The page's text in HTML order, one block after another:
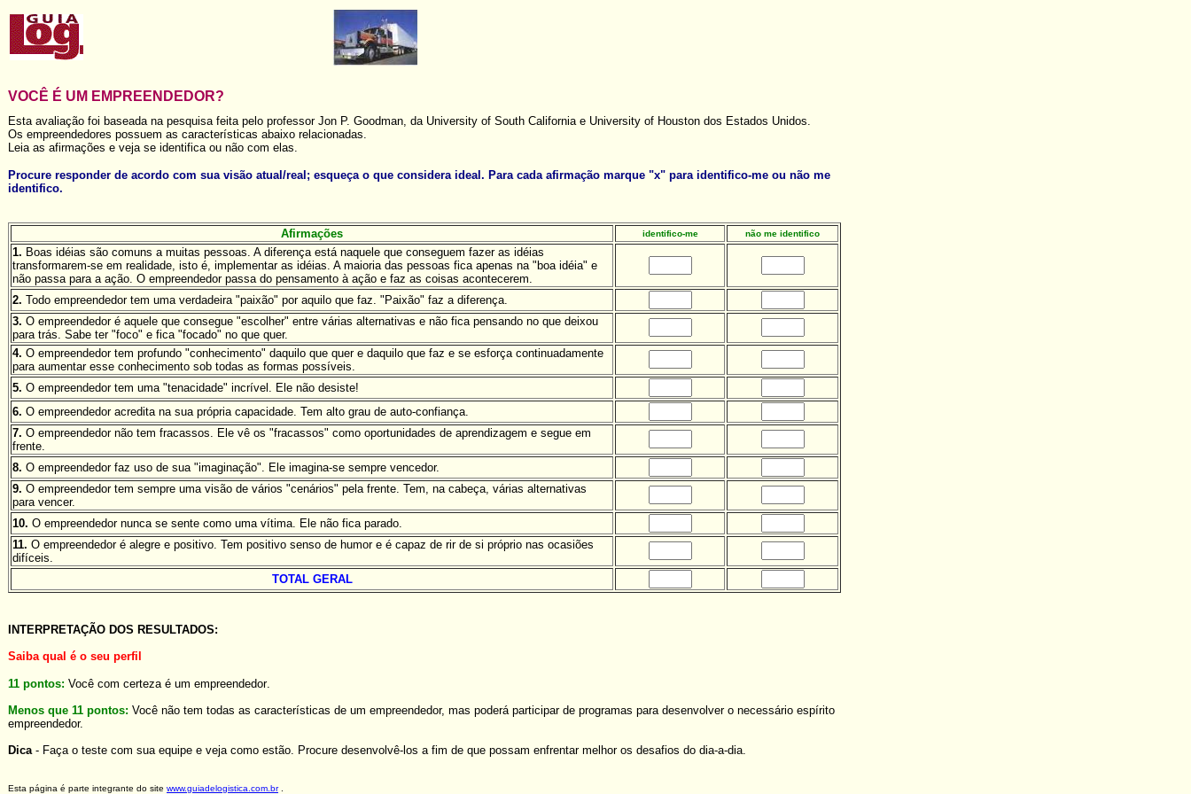
VOCÊ É UM EMPREENDEDOR?
Esta avaliação foi baseada na pesquisa feita pelo professor Jon P. Goodman, da University of South California e University of Houston dos Estados Unidos.
Os empreendedores possuem as características abaixo relacionadas.
Leia as afirmações e veja se identifica ou não com elas.
Procure responder de acordo com sua visão atual/real; esqueça o que considera ideal. Para cada afirmação marque "x" para identifico-me ou não me
identifico.
Afirmações identifico-me não me identifico
1. Boas idéias são comuns a muitas pessoas. A diferença está naquele que conseguem fazer as idéias
transformarem-se em realidade, isto é, implementar as idéias. A maioria das pessoas fica apenas na "boa idéia" e
não passa para a ação. O empreendedor passa do pensamento à ação e faz as coisas acontecerem.
2. Todo empreendedor tem uma verdadeira "paixão" por aquilo que faz. "Paixão" faz a diferença.
3. O empreendedor é aquele que consegue "escolher" entre várias alternativas e não fica pensando no que deixou
para trás. Sabe ter "foco" e fica "focado" no que quer.
4. O empreendedor tem profundo "conhecimento" daquilo que quer e daquilo que faz e se esforça continuadamente
para aumentar esse conhecimento sob todas as formas possíveis.
5. O empreendedor tem uma "tenacidade" incrível. Ele não desiste!
6. O empreendedor acredita na sua própria capacidade. Tem alto grau de auto-confiança.
7. O empreendedor não tem fracassos. Ele vê os "fracassos" como oportunidades de aprendizagem e segue em
frente.
8. O empreendedor faz uso de sua "imaginação". Ele imagina-se sempre vencedor.
9. O empreendedor tem sempre uma visão de vários "cenários" pela frente. Tem, na cabeça, várias alternativas
para vencer.
10. O empreendedor nunca se sente como uma vítima. Ele não fica parado.
11. O empreendedor é alegre e positivo. Tem positivo senso de humor e é capaz de rir de si próprio nas ocasiões
difíceis.
TOTAL GERAL
INTERPRETAÇÃO DOS RESULTADOS:
Saiba qual é o seu perfil
11 pontos: Você com certeza é um empreendedor.
Menos que 11 pontos: Você não tem todas as características de um empreendedor, mas poderá participar de programas para desenvolver o necessário espírito
empreendedor.
Dica- Faça o teste com sua equipe e veja como estão. Procure desenvolvê-los a fim de que possam enfrentar melhor os desafios do dia-a-dia.
Esta página é parte integrante do site www.guiadelogistica.com.br.